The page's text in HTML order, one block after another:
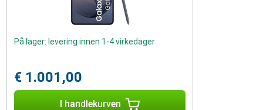
På lager: levering innen 1-4 virkedager
€ 1.001,00
I handlekurven